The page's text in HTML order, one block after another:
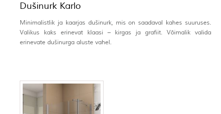
Dušinurk Karlo
Minimalistlik ja kaarjas dušinurk, mis on saadaval kahes suuruses.
Valikus kaks erinevat klaasi – kirgas ja grafiit. Võimalik valida
erinevate dušinurga aluste vahel.